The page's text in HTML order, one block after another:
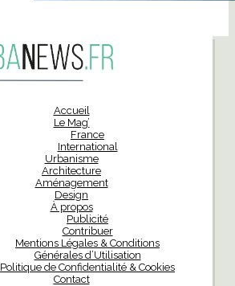
Accueil
Le Mag’
France
International
Urbanisme
Architecture
Aménagement
Design
À propos
Publicité
Contribuer
Mentions Légales & Conditions
Générales d’Utilisation
Politique de Confidentialité & Cookies
Contact